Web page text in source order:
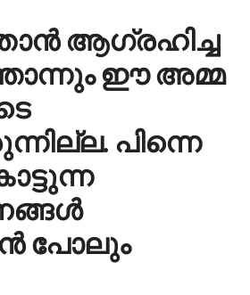
താൻ ആഗ്രഹിച്ച
ഈ അമ്മ
പിന്നെ
പോലും